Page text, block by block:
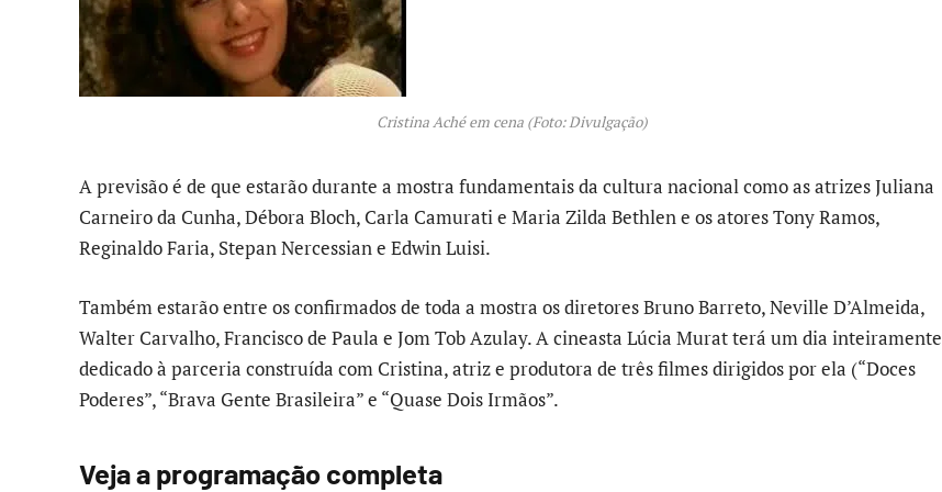
Cristina Aché em cena (Foto: Divulgação)
A previsão é de que estarão durante a mostra fundamentais da cultura nacional como as atrizes Juliana
Carneiro da Cunha, Débora Bloch, Carla Camurati e Maria Zilda Bethlen e os atores Tony Ramos,
Reginaldo Faria, Stepan Nercessian e Edwin Luisi.
Também estarão entre os confirmados de toda a mostra os diretores Bruno Barreto, Neville D’Almeida,
Walter Carvalho, Francisco de Paula e Jom Tob Azulay. A cineasta Lúcia Murat terá um dia inteiramente
dedicado à parceria construída com Cristina, atriz e produtora de três filmes dirigidos por ela (“Doces
Poderes”, “Brava Gente Brasileira” e “Quase Dois Irmãos”.
Veja a programação completa